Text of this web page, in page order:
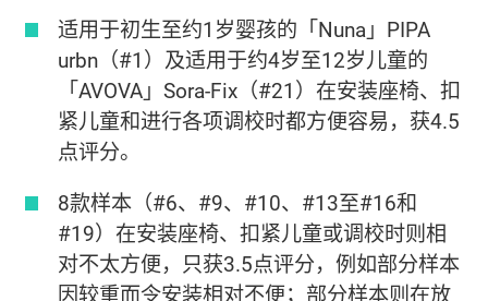
适用于初生至约1岁婴孩的「Nuna」PIPA
urbn（#1）及适用于约4岁至12岁儿童的
「AVOVA」Sora-Fix（#21）在安装座椅、扣
紧儿童和进行各项调校时都方便容易，获4.5
点评分。
8款样本（#6、#9、#10、#13至#16和
#19）在安装座椅、扣紧儿童或调校时则相
对不太方便，只获3.5点评分，例如部分样本
因较重而令安装相对不便；部分样本则在放